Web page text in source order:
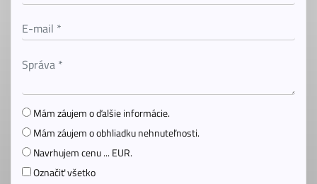
Mám záujem o ďalšie informácie.
Mám záujem o obhliadku nehnuteľnosti.
Navrhujem cenu ... EUR.
Označiť všetko